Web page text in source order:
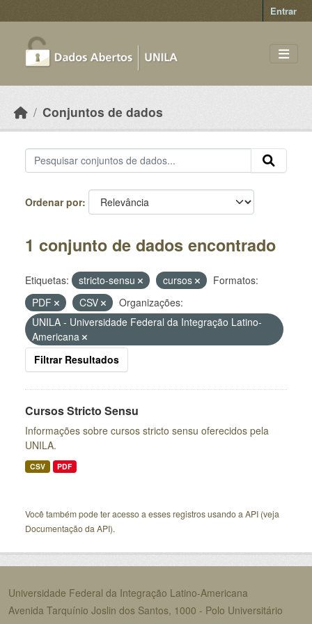
Entrar
Conjuntos de dados
Ordenar por
1 conjunto de dados encontrado
Etiquetas: stricto-sensu cursos
Formatos:
PDF
CSV
Organizações:
UNILA - Universidade Federal da Integração Latino-
Americana
Filtrar Resultados
Cursos Stricto Sensu
Informações sobre cursos stricto sensu oferecidos pela
UNILA.
CSV PDF
Você também pode ter acesso a esses registros usando a API (veja
Documentação da API).
Universidade Federal da Integração Latino-Americana
Avenida Tarquínio Joslin dos Santos, 1000 - Polo Universitário